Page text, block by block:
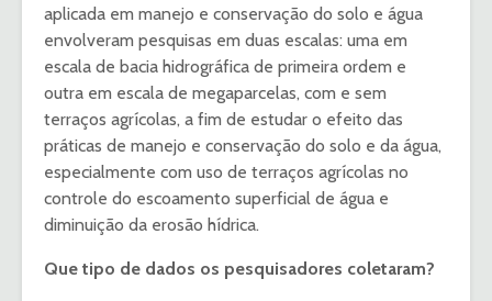
aplicada em manejo e conservação do solo e água
envolveram pesquisas em duas escalas: uma em
escala de bacia hidrográfica de primeira ordem e
outra em escala de megaparcelas, com e sem
terraços agrícolas, a fim de estudar o efeito das
práticas de manejo e conservação do solo e da água,
especialmente com uso de terraços agrícolas no
controle do escoamento superficial de água e
diminuição da erosão hídrica.
Que tipo de dados os pesquisadores coletaram?